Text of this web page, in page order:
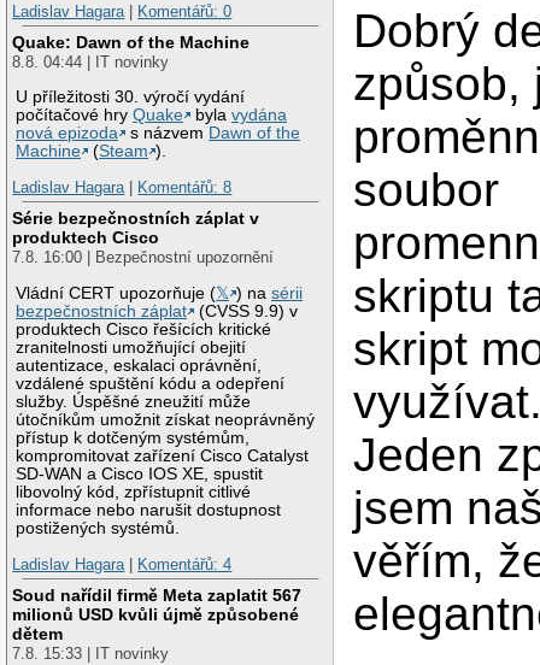
Ladislav Hagara
Komentářů: 0
Quake: Dawn of the Machine
8.8. 04:44 | IT novinky
U příležitosti 30. výročí vydání
počítačové hryQuake bylavydána
nová epizoda
s názvem Dawn of the
Machine
(Steam ).
Ladislav Hagara
Komentářů: 8
Série bezpečnostních záplat v
produktech Cisco
7.8. 16:00 | Bezpečnostní upozornění
Vládní CERT upozorňuje (𝕏 ) nasérii
bezpečnostních záplat
(CVSS 9.9) v
produktech Cisco řešících kritické
zranitelnosti umožňující obejití
autentizace, eskalaci oprávnění,
vzdálené spuštění kódu a odepření
služby. Úspěšné zneužití může
útočníkům umožnit získat neoprávněný
přístup k dotčeným systémům,
kompromitovat zařízení Cisco Catalyst
SD-WAN a Cisco IOS XE, spustit
libovolný kód, zpřístupnit citlivé
informace nebo narušit dostupnost
postižených systémů.
Ladislav Hagara
Komentářů: 4
Soud nařídil firmě Meta zaplatit 567
milionů USD kvůli újmě způsobené
dětem
7.8. 15:33 | IT novinky
Dobrý
způsob,
soubor
skriptu
skript
Jeden
jsem
věřím,